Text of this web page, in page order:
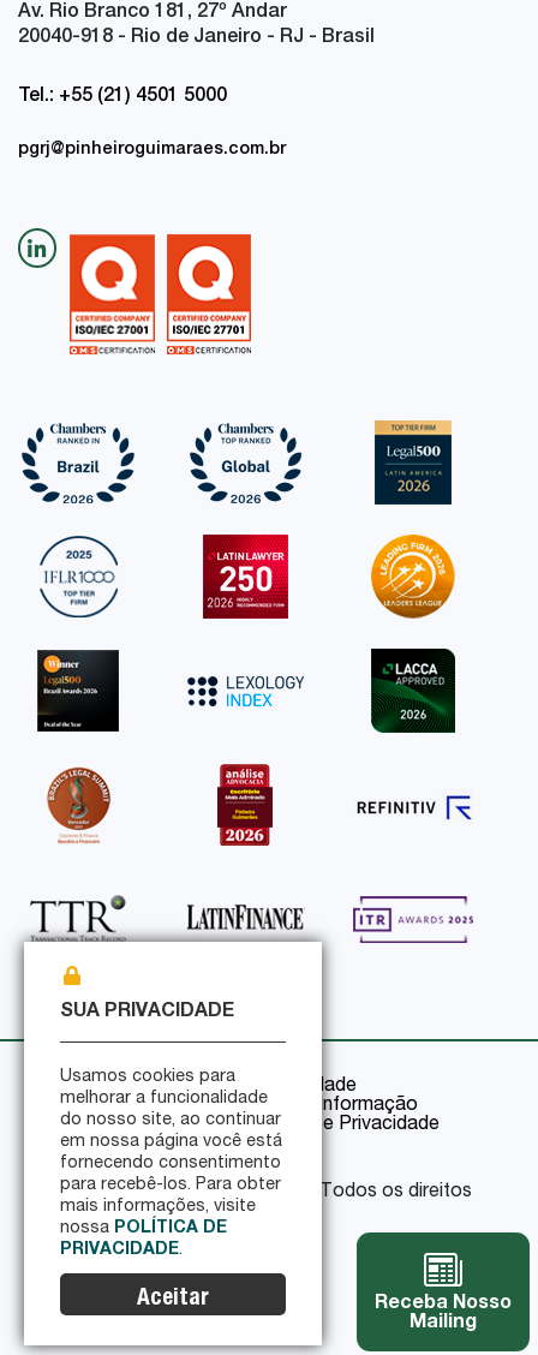
Av. Rio Branco 181, 27º Andar
20040-918 - Rio de Janeiro - RJ - Brasil
Tel.: +55 (21) 4501 5000
pgrj@pinheiroguimaraes.com.br
Política de Privacidade
Política de Segurança da Informação
Certificações de Segurança e Privacidade
© 2026 Pinheiro Guimarães - Todos os direitos
reservados
Receba Nosso
Mailing
SUA PRIVACIDADE
Usamos cookies para
melhorar a funcionalidade
do nosso site, ao continuar
em nossa página você está
fornecendo consentimento
para recebê-los. Para obter
mais informações, visite
nossa POLÍTICA DE
PRIVACIDADE.
Aceitar